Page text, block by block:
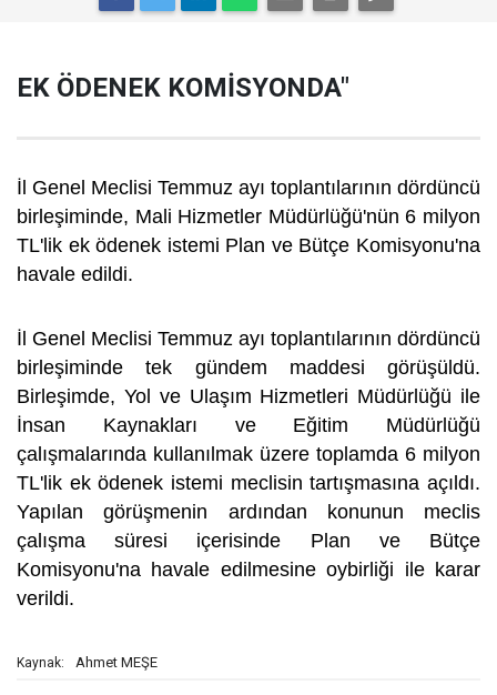
EK ÖDENEK KOMİSYONDA"
İl Genel Meclisi Temmuz ayı toplantılarının dördüncü
birleşiminde, Mali Hizmetler Müdürlüğü'nün 6 milyon
TL'lik ek ödenek istemi Plan ve Bütçe Komisyonu'na
havale edildi.
İl Genel Meclisi Temmuz ayı toplantılarının dördüncü
birleşiminde tek gündem maddesi görüşüldü.
Birleşimde, Yol ve Ulaşım Hizmetleri Müdürlüğü ile
İnsan Kaynakları ve Eğitim Müdürlüğü
çalışmalarında kullanılmak üzere toplamda 6 milyon
TL'lik ek ödenek istemi meclisin tartışmasına açıldı.
Yapılan görüşmenin ardından konunun meclis
çalışma süresi içerisinde Plan ve Bütçe
Komisyonu'na havale edilmesine oybirliği ile karar
verildi.
Kaynak: Ahmet MEŞE